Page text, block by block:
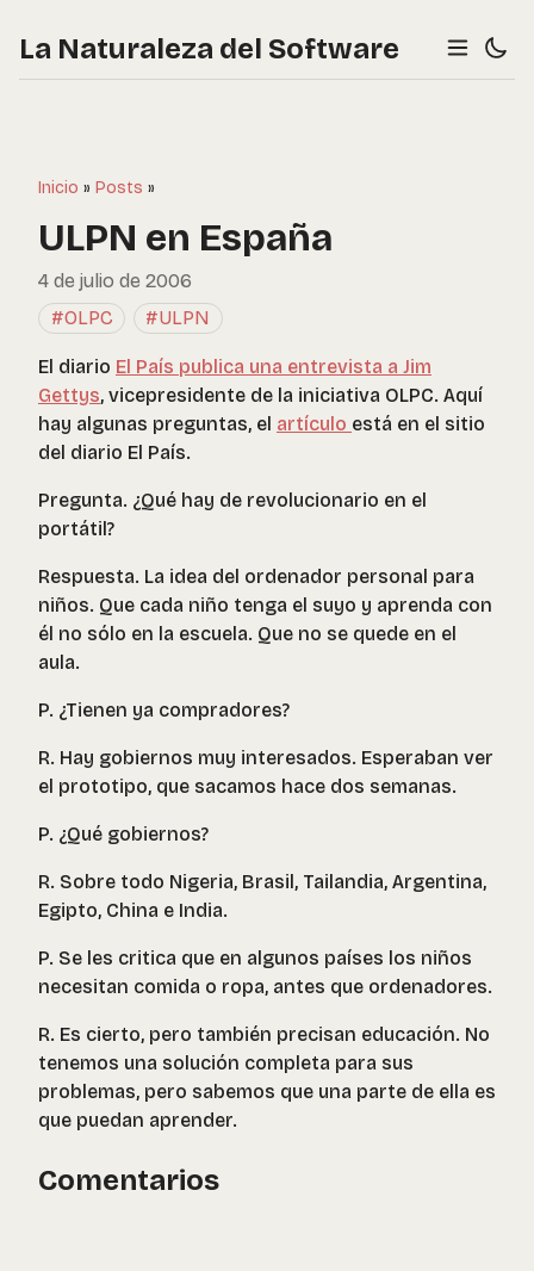
La Naturaleza del Software
Inicio » Posts »
ULPN en España
4 de julio de 2006
#OLPC
#ULPN
El diario El País publica una entrevista a Jim
Gettys, vicepresidente de la iniciativa OLPC. Aquí
hay algunas preguntas, el artículo está en el sitio
del diario El País.
Pregunta. ¿Qué hay de revolucionario en el
portátil?
Respuesta. La idea del ordenador personal para
niños. Que cada niño tenga el suyo y aprenda con
él no sólo en la escuela. Que no se quede en el
aula.
P. ¿Tienen ya compradores?
R. Hay gobiernos muy interesados. Esperaban ver
el prototipo, que sacamos hace dos semanas.
P. ¿Qué gobiernos?
R. Sobre todo Nigeria, Brasil, Tailandia, Argentina,
Egipto, China e India.
P. Se les critica que en algunos países los niños
necesitan comida o ropa, antes que ordenadores.
R. Es cierto, pero también precisan educación. No
tenemos una solución completa para sus
problemas, pero sabemos que una parte de ella es
que puedan aprender.
Comentarios